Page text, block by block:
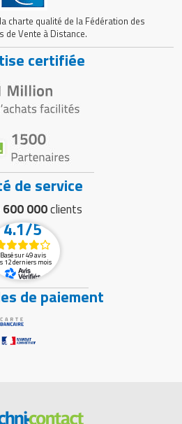
charte qualité de la Fédération des
de Vente à Distance.
certifiée
de service
600 000clients
4.1/5
Basé sur 49 avis
12 derniers mois
de paiement